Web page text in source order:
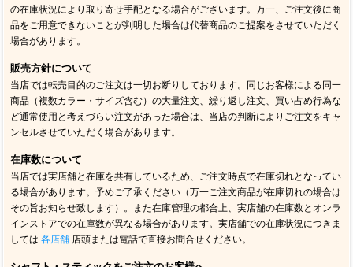
の在庫状況により取り寄せ手配となる場合がございます。万一、ご注文後に商
品をご用意できないことが判明した場合は代替商品のご提案をさせていただく
場合があります。
販売方針について
当店では転売目的のご注文は一切お断りしております。同じお客様による同一
商品（複数カラー・サイズ含む）の大量注文、繰り返し注文、買い占め行為な
ど通常使用と考えづらい注文があった場合は、当店の判断によりご注文をキャ
ンセルさせていただく場合があります。
在庫数について
当店では実店舗と在庫を共有しているため、ご注文時点で在庫切れとなってい
る場合があります。予めご了承ください（万一ご注文商品が在庫切れの場合は
その旨お知らせ致します）。また在庫管理の都合上、実店舗の在庫数とオンラ
インストアでの在庫数が異なる場合があります。実店舗での在庫状況につきま
しては各店舗 店頭または電話で直接お問合せください。